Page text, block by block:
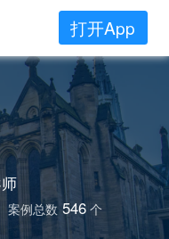
打开App
案例总数 546 个